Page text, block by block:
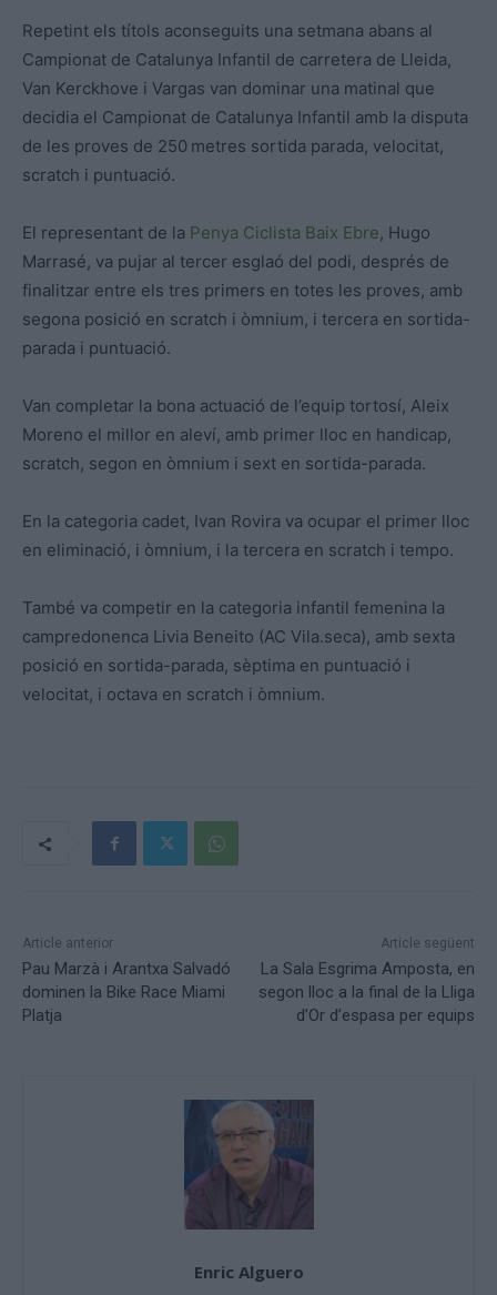
Repetint els títols aconseguits una setmana abans al
Campionat de Catalunya Infantil de carretera de Lleida,
Van Kerckhove i Vargas van dominar una matinal que
decidia el Campionat de Catalunya Infantil amb la disputa
de les proves de 250 metres sortida parada, velocitat,
scratch i puntuació.
El representant de la Penya Ciclista Baix Ebre, Hugo
Marrasé, va pujar al tercer esglaó del podi, després de
finalitzar entre els tres primers en totes les proves, amb
segona posició en scratch i òmnium, i tercera en sortida-
parada i puntuació.
Van completar la bona actuació de l’equip tortosí, Aleix
Moreno el millor en aleví, amb primer lloc en handicap,
scratch, segon en òmnium i sext en sortida-parada.
En la categoria cadet, Ivan Rovira va ocupar el primer lloc
en eliminació, i òmnium, i la tercera en scratch i tempo.
També va competir en la categoria infantil femenina la
campredonenca Livia Beneito (AC Vila.seca), amb sexta
posició en sortida-parada, sèptima en puntuació i
velocitat, i octava en scratch i òmnium.
Article anterior
Pau Marzà i Arantxa Salvadó
dominen la Bike Race Miami
Platja
Article següent
La Sala Esgrima Amposta, en
segon lloc a la final de la Lliga
d’Or d’espasa per equips
Enric Alguero